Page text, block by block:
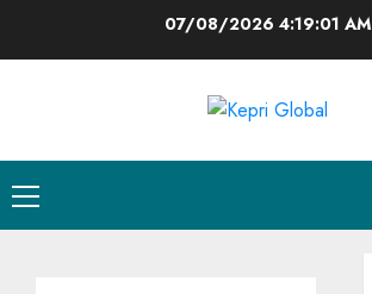
07/08/2026 4:19:02 AM
Primary
Menu